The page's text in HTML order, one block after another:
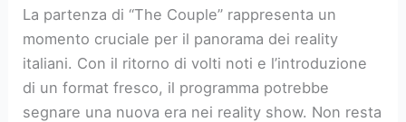
La partenza di “The Couple” rappresenta un
momento cruciale per il panorama dei reality
italiani. Con il ritorno di volti noti e l’introduzione
di un format fresco, il programma potrebbe
segnare una nuova era nei reality show. Non resta